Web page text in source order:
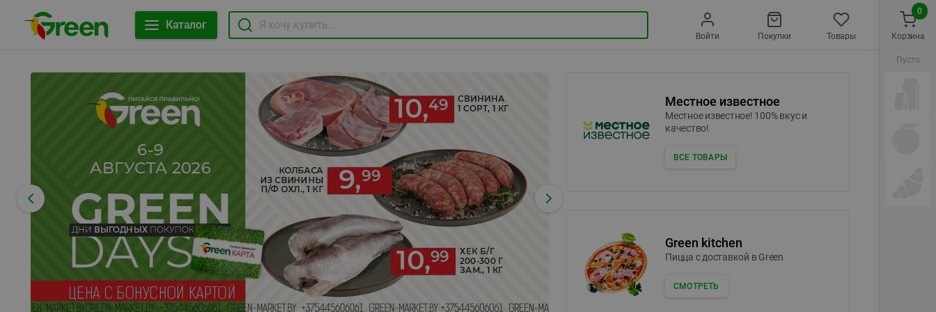
Каталог
Войти Покупки Товары
Местное известное
Местное известное! 100% вкус и
качество!
ВСЕ ТОВАРЫ
Green kitchen
Пицца c доставкой в Green
СМОТРЕТЬ
Корзина
0
Пусто